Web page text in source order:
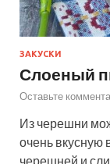
ЗАКУСКИ
Слоеный
Оставьте
Из черешни
очень вкусную
черешней и